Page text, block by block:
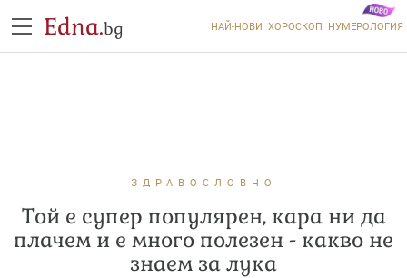
Edna.bg НАЙ-НОВИ ХОРОСКОП НУМЕРОЛОГИЯ
ЗДРАВОСЛОВНО
Той е супер популярен, кара ни да
плачем и е много полезен - какво не
знаем за лука